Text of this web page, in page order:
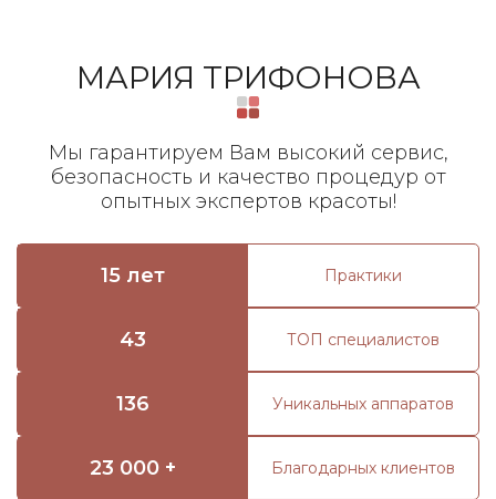
МАРИЯ ТРИФОНОВА
Мы гарантируем Вам высокий сервис,
безопасность и качество процедур от
опытных экспертов красоты!
15 лет Практики
43 ТОП специалистов
136 Уникальных аппаратов
23 000 + Благодарных клиентов